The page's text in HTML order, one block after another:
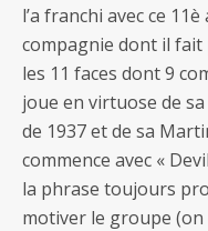
l’a franchi avec ce
compagnie dont il
les 11 faces dont 9
joue en virtuose de
de 1937 et de sa
commence avec «
la phrase toujours
motiver le groupe